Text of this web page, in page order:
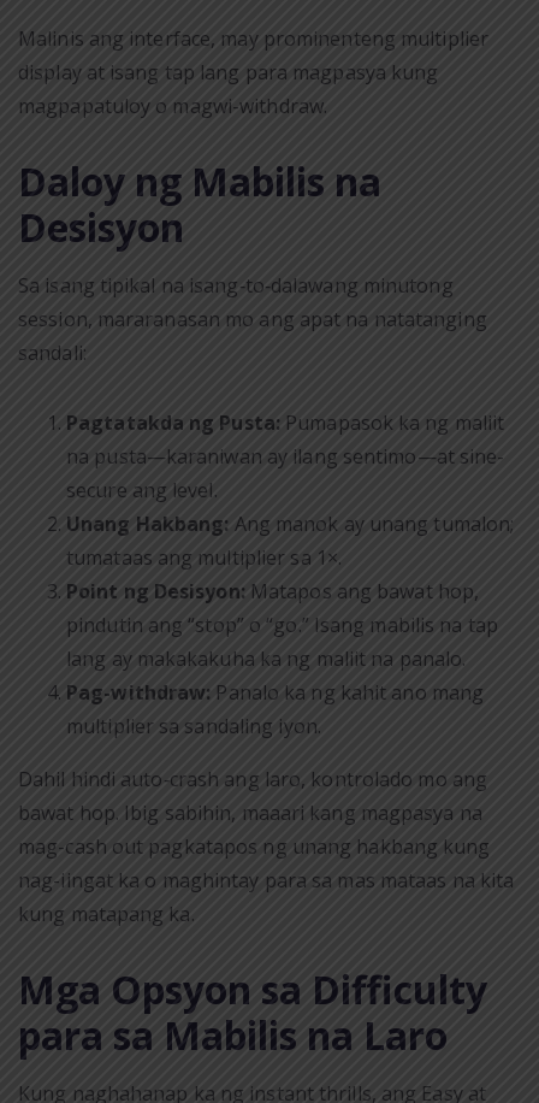
Malinis ang interface, may prominenteng multiplier
display at isang tap lang para magpasya kung
magpapatuloy o magwi-withdraw.
Daloy ng Mabilis na
Desisyon
Sa isang tipikal na isang‑to‑dalawang minutong
session, mararanasan mo ang apat na natatanging
sandali:
Pagtatakda ng Pusta: Pumapasok ka ng maliit
na pusta—karaniwan ay ilang sentimo—at sine-
secure ang level.
Unang Hakbang: Ang manok ay unang tumalon;
tumataas ang multiplier sa 1×.
Point ng Desisyon:Matapos ang bawat hop,
pindutin ang “stop” o “go.” Isang mabilis na tap
lang ay makakakuha ka ng maliit na panalo.
Pag-withdraw: Panalo ka ng kahit ano mang
multiplier sa sandaling iyon.
Dahil hindi auto‑crash ang laro, kontrolado mo ang
bawat hop. Ibig sabihin, maaari kang magpasya na
mag-cash out pagkatapos ng unang hakbang kung
nag-iingat ka o maghintay para sa mas mataas na kita
kung matapang ka.
Mga Opsyon sa Difficulty
para sa Mabilis na Laro
Kung naghahanap ka ng instant thrills, ang Easy at